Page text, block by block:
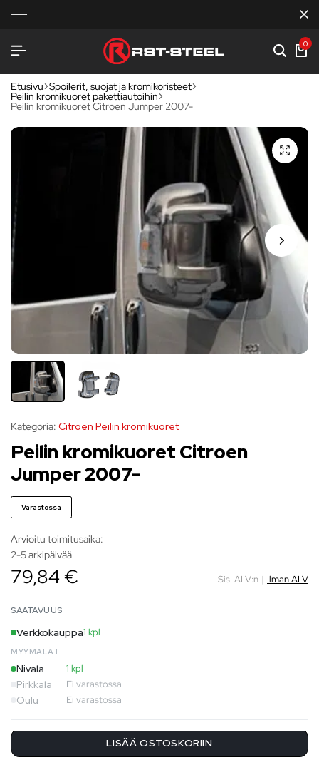
0
Etusivu Spoilerit, suojat ja kromikoristeet
Peilin kromikuoret pakettiautoihin
Peilin kromikuoret Citroen Jumper 2007-
Kategoria: Citroen Peilin kromikuoret
Peilin kromikuoret Citroen
Jumper 2007-
Varastossa
Arvioitu toimitusaika:
2-5 arkipäivää
79,84 € Sis. ALV:n | Ilman ALV
SAATAVUUS
Verkkokauppa1 kpl
MYYMÄLÄT
Nivala 1 kpl
Pirkkala Ei varastossa
Oulu Ei varastossa
LISÄÄ OSTOSKORIIN